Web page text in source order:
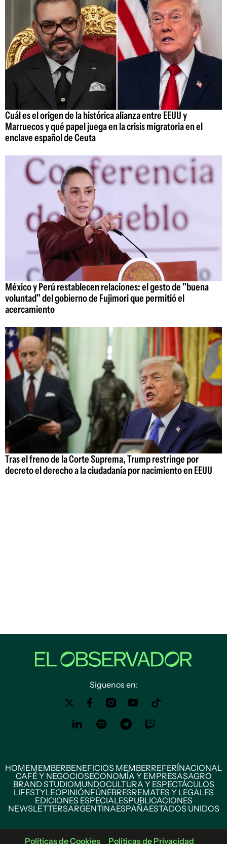
Cuál es el origen de la histórica alianza entre EEUU y
Marruecos y qué papel juega en la crisis migratoria en el
enclave español de Ceuta
México y Perú restablecen relaciones: el gesto de "buena
voluntad" del gobierno de Fujimori que permitió el
acercamiento
Tras el freno de la Corte Suprema, Trump restringe por
decreto el derecho a la ciudadanía por nacimiento en EEUU
Siguenos en:
HOMEMEMBERBENEFICIOS MEMBERREFERÍNACIONAL
CAFÉ Y NEGOCIOSECONOMÍA Y EMPRESASAGRO
BRAND STUDIOMUNDOCULTURA Y ESPECTÁCULOS
LIFESTYLEOPINIÓNFÚNEBRESREMATES Y LEGALES
EDICIONES ESPECIALESPUBLICACIONES
NEWSLETTERSARGENTINAESPAÑAESTADOS UNIDOS
Políticas de Cookies Políticas de Privacidad